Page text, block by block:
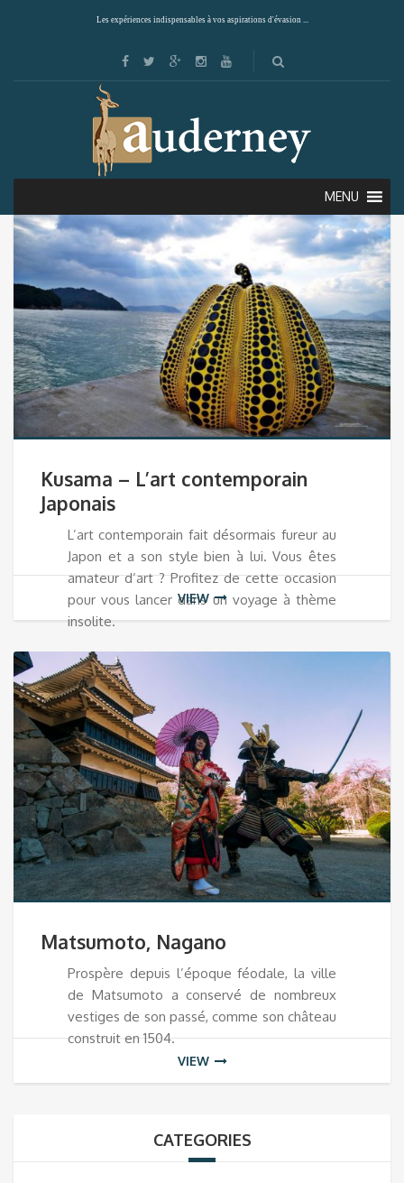
Les expériences indispensables à vos aspirations d'évasion ...
MENU
Showing all 2 results
Default sorting
Kusama – L’art contemporain
Japonais
L’art contemporain fait désormais fureur au
Japon et a son style bien à lui. Vous êtes
amateur d’art ? Profitez de cette occasion
pour vous lancer dans un voyage à thème
insolite.
VIEW
Matsumoto, Nagano
Prospère depuis l’époque féodale, la ville
de Matsumoto a conservé de nombreux
vestiges de son passé, comme son château
construit en 1504.
VIEW
CATEGORIES